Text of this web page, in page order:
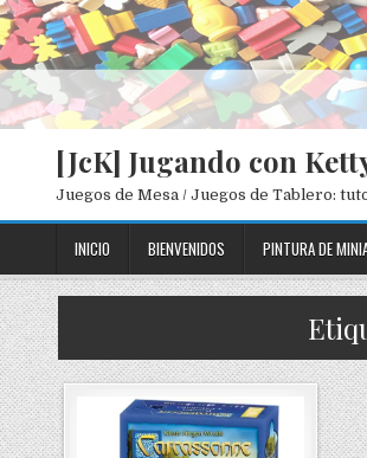
[JcK] Jugando con
Juegos de Mesa / Juegos de Tablero:
INICIO BIENVENIDOS PINTURA DE